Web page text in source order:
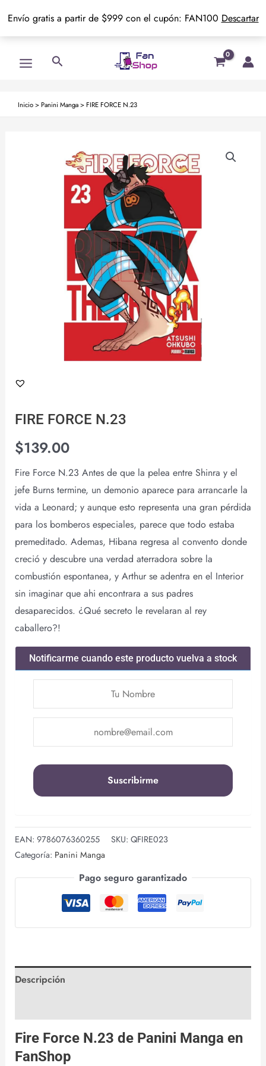
Envío gratis a partir de $999 con el cupón: FAN100 Descartar
Menu
Buscar
Inicio> Panini Manga> FIRE FORCE N.23
FIRE FORCE N.23
$139.00
Fire Force N.23 Antes de que la pelea entre Shinra y el
jefe Burns termine, un demonio aparece para arrancarle la
vida a Leonard; y aunque esto representa una gran pérdida
para los bomberos especiales, parece que todo estaba
premeditado. Ademas, Hibana regresa al convento donde
creció y descubre una verdad aterradora sobre la
combustión espontanea, y Arthur se adentra en el Interior
sin imaginar que ahi encontrara a sus padres
desaparecidos. ¿Qué secreto le revelaran al rey
caballero?!
Notificarme cuando este producto vuelva a stock
EAN: 9786076360255 SKU: QFIRE023
Categoría: Panini Manga
Pago seguro garantizado
Descripción
Fire Force N.23 de Panini Manga en
FanShop